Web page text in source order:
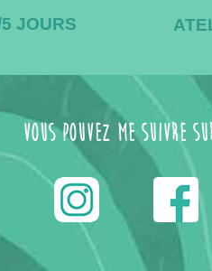
JOURS
Vous pouvez me suivre
------